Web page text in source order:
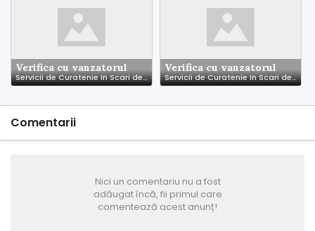
Verifica cu vanzatorul
Servicii de Curatenie In Scari de Bloc - Asociatii de Locatari - Asociatii de Propietari
Verifica cu vanzatorul
Servicii de Curatenie In Scari de Bloc - Timsoara
Comentarii
Nici un comentariu nu a fost
adăugat încă, fii primul care
comentează acest anunț!